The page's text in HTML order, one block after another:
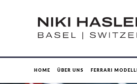
HOME ÜBER UNS FERRARI